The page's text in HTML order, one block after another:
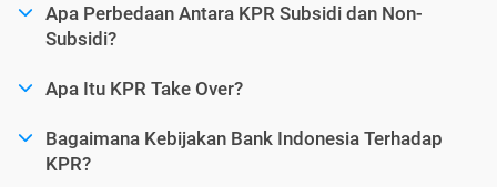
Apa Perbedaan Antara KPR Subsidi dan Non-
Subsidi?
Apa Itu KPR Take Over?
Bagaimana Kebijakan Bank Indonesia Terhadap
KPR?